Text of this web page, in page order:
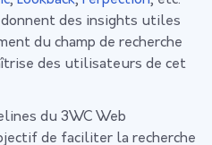
des insights utiles
du champ de recherche
des utilisateurs de cet
du 3WC Web
de faciliter la recherche